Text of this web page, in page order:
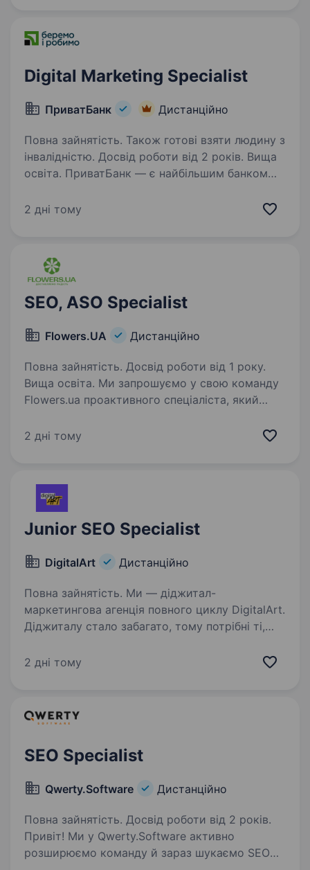
Digital Marketing Specialist
ПриватБанк Дистанційно
Повна зайнятість. Також готові взяти людину з
інвалідністю. Досвід роботи від 2 років. Вища
освіта. ПриватБанк — є найбільшим банком
банків світу. Займає лідуючі позиції за всіма
країни…
2 дні тому
SEO, ASO Specialist
Flowers.UA Дистанційно
Повна зайнятість. Досвід роботи від 1 року.
Вища освіта. Ми запрошуємо у свою команду
Flowers.ua проактивного спеціаліста, який
у всіх ключових напрямках — від локального
2 дні тому
Junior SEO Specialist
DigitalArt Дистанційно
Повна зайнятість. Ми — діджитал-
маркетингова агенція повного циклу DigitalArt.
Діджиталу стало забагато, тому потрібні ті,
та сама команда митців. Наша команда —
2 дні тому
SEO Specialist
Qwerty.Software Дистанційно
Повна зайнятість. Досвід роботи від 2 років.
Привіт! Ми у Qwerty.Software активно
розширюємо команду й зараз шукаємо SEO